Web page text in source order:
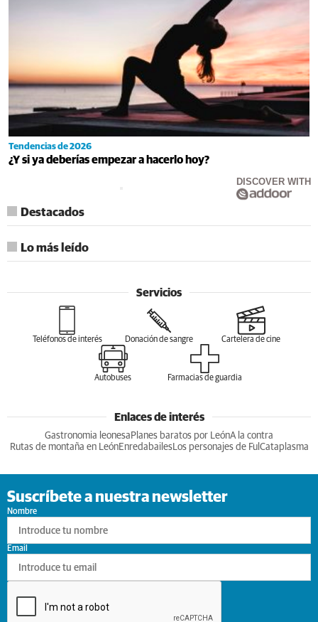
Tendencias de 2026
¿Y si ya deberías empezar a hacerlo hoy?
DISCOVER WITH
Destacados
Lo más leído
Servicios
Teléfonos de interés Donación de sangre Cartelera de cine
Autobuses Farmacias de guardia
Enlaces de interés
Gastronomia leonesa Planes baratos por LeónA la contra
Rutas de montaña en LeónEnredabailesLos personajes de Ful Cataplasma
Suscríbete a nuestra newsletter
Nombre
Email